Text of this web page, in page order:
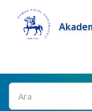
Ara